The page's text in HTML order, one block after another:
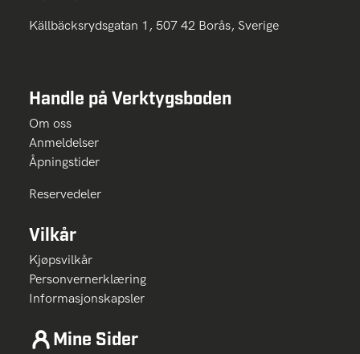
Källbäcksrydsgatan 1, 507 42 Borås, Sverige
Handle på Verktygsboden
Om oss
Anmeldelser
Åpningstider
Reservedeler
Vilkår
Kjøpsvilkår
Personvernerklæring
Informasjonskapsler
Mine Sider